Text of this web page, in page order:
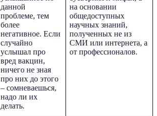
данной
проблеме, тем
более
негативное. Если
случайно
услышал про
вред вакцин,
ничего не зная
про них до этого
– сомневаешься,
надо ли их
делать.
на основании
общедоступных
научных знаний,
полученных не из
СМИ или интернета, а
от профессионалов.